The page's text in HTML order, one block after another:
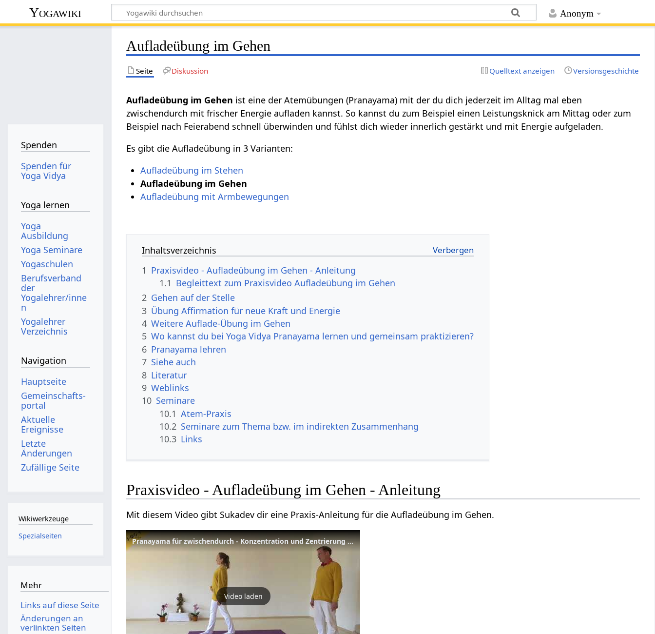
Anonym
Yogawiki
Aufladeübung im Gehen
Seite Diskussion Quelltext anzeigen Versionsgeschichte
Aufladeübung im Gehen ist eine der Atemübungen (Pranayama) mit der du dich jederzeit im Alltag mal eben
zwischendurch mit frischer Energie aufladen kannst. So kannst du zum Beispiel einen Leistungsknick am Mittag oder zum
Beispiel nach Feierabend schnell überwinden und fühlst dich wieder innerlich gestärkt und mit Energie aufgeladen.
Es gibt die Aufladeübung in 3 Varianten:
Aufladeübung im Stehen
Aufladeübung im Gehen
Aufladeübung mit Armbewegungen
Inhaltsverzeichnis
1 Praxisvideo - Aufladeübung im Gehen - Anleitung
1.1 Begleittext zum Praxisvideo Aufladeübung im Gehen
2 Gehen auf der Stelle
3 Übung Affirmation für neue Kraft und Energie
4 Weitere Auflade-Übung im Gehen
5 Wo kannst du bei Yoga Vidya Pranayama lernen und gemeinsam praktizieren?
6 Pranayama lehren
7 Siehe auch
8 Literatur
9 Weblinks
10 Seminare
10.1 Atem-Praxis
10.2 Seminare zum Thema bzw. im indirekten Zusammenhang
10.3 Links
Praxisvideo - Aufladeübung im Gehen - Anleitung
Mit diesem Video gibt Sukadev dir eine Praxis-Anleitung für die Aufladeübung im Gehen.
Pranayama für zwischendurch - Konzentration und Zentrierung mit der Aufladeübung im Gehen
Video laden
Spenden
Spenden für
Yoga Vidya
Yoga lernen
Yoga
Ausbildung
Yoga Seminare
Yogaschulen
Berufsverband
der
Yogalehrer/inne
n
Yogalehrer
Verzeichnis
Navigation
Hauptseite
Gemeinschafts­
portal
Aktuelle
Ereignisse
Letzte
Änderungen
Zufällige Seite
Wikiwerkzeuge
Spezialseiten
Mehr
Links auf diese Seite
Änderungen an
verlinkten Seiten